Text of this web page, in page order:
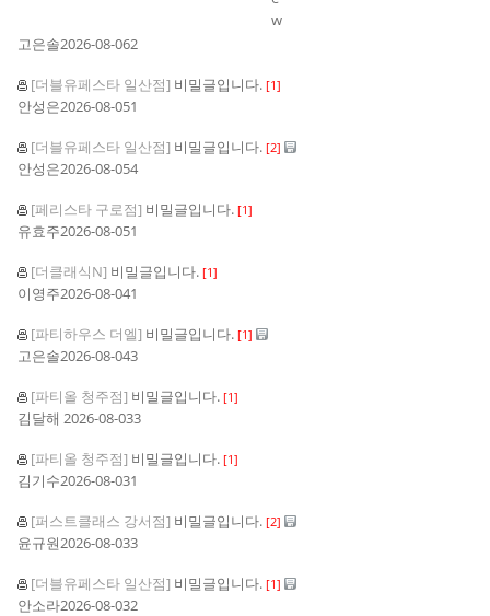
고은솔2026-08-062
[더블유페스타 일산점] 비밀글입니다. [1]
안성은2026-08-051
[더블유페스타 일산점] 비밀글입니다. [2]
안성은2026-08-054
[페리스타 구로점] 비밀글입니다. [1]
유효주2026-08-051
[더클래식N] 비밀글입니다. [1]
이영주2026-08-041
[파티하우스 더엘] 비밀글입니다. [1]
고은솔2026-08-043
[파티올 청주점] 비밀글입니다. [1]
김달해 2026-08-033
[파티올 청주점] 비밀글입니다. [1]
김기수2026-08-031
[퍼스트클래스 강서점] 비밀글입니다. [2]
윤규원2026-08-033
[더블유페스타 일산점] 비밀글입니다. [1]
안소라2026-08-032